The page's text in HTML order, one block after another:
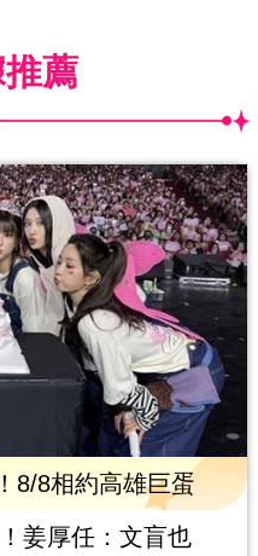
薦
8/8相約高雄巨蛋
姜厚任：文盲也